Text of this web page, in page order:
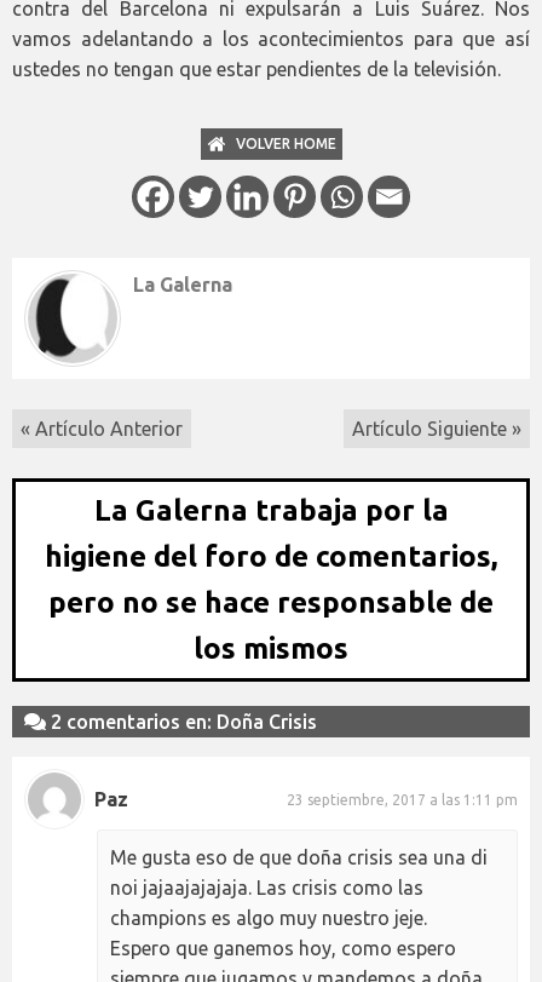
contra del Barcelona ni expulsarán a Luis Suárez. Nos
vamos adelantando a los acontecimientos para que así
ustedes no tengan que estar pendientes de la televisión.
VOLVER HOME
La Galerna
« Artículo Anterior Artículo Siguiente »
La Galerna trabaja por la
higiene del foro de comentarios,
pero no se hace responsable de
los mismos
2 comentarios en: Doña Crisis
Paz 23 septiembre, 2017 a las 1:11 pm
Me gusta eso de que doña crisis sea una di
noi jajaajajajaja. Las crisis como las
champions es algo muy nuestro jeje.
Espero que ganemos hoy, como espero